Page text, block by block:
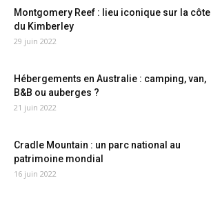
Montgomery Reef : lieu iconique sur la côte
du Kimberley
29 juin 2022
Hébergements en Australie : camping, van,
B&B ou auberges ?
21 juin 2022
Cradle Mountain : un parc national au
patrimoine mondial
16 juin 2022